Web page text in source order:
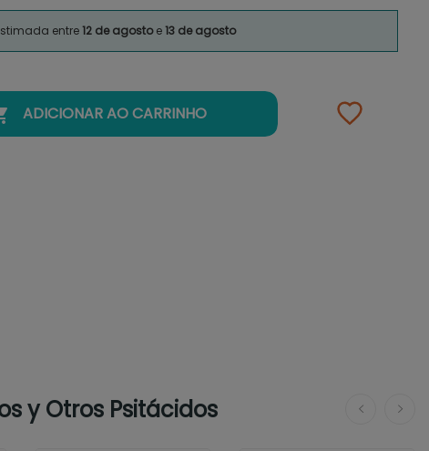
entre12 de agostoe13 de agosto
ADICIONAR AO CARRINHO
y Otros Psitácidos